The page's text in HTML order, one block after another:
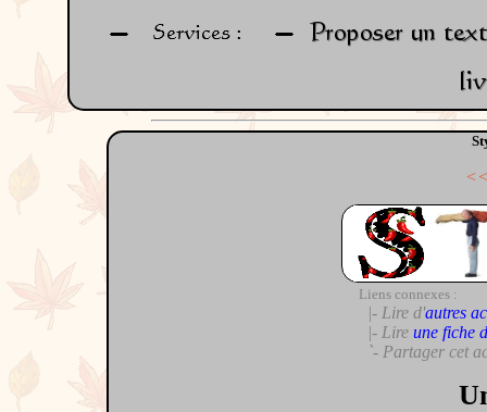
Liens connexes :
|- Lire d'autres
|- Lire une fiche
`- Partager cet